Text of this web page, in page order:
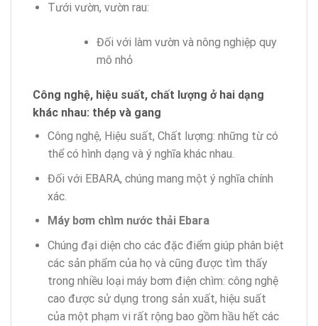
Tưới vườn, vườn rau:
Đối với làm vườn và nông nghiệp quy
mô nhỏ
Công nghệ, hiệu suất, chất lượng ở hai dạng
khác nhau: thép và gang
Công nghệ, Hiệu suất, Chất lượng: những từ có
thể có hình dạng và ý nghĩa khác nhau.
Đối với EBARA, chúng mang một ý nghĩa chính
xác.
Máy bơm chìm nước thải Ebara
Chúng đại diện cho các đặc điểm giúp phân biệt
các sản phẩm của họ và cũng được tìm thấy
trong nhiều loại máy bơm điện chìm: công nghệ
cao được sử dụng trong sản xuất, hiệu suất
của một phạm vi rất rộng bao gồm hầu hết các